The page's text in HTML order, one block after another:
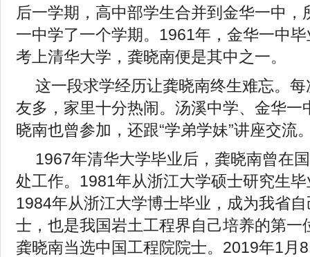
后一学期，高中部学生合并到金华一中，
一中学了一个学期。1961年，金华一中
考上清华大学，龚晓南便是其中之一。
这一段求学经历让龚晓南终生难忘。
友多，家里十分热闹。汤溪中学、金华一
晓南也曾参加，还跟“学弟学妹”讲座交流
1967年清华大学毕业后，龚晓南曾在
处工作。1981年从浙江大学硕士研究生
1984年从浙江大学博士毕业，成为我省
士，也是我国岩土工程界自己培养的第一
龚晓南当选中国工程院院士。2019年1月